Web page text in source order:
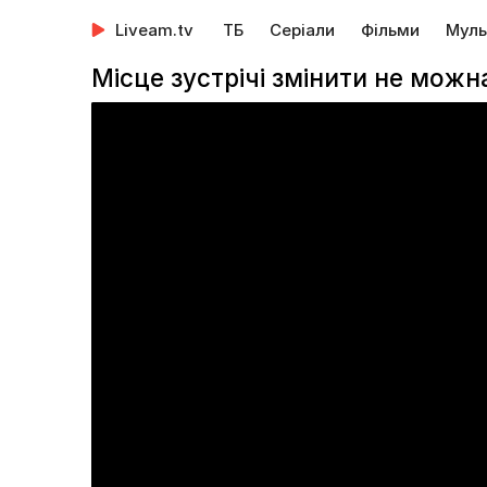
Liveam.tv ТБ Серіали Фільми
Місце зустрічі змінити не